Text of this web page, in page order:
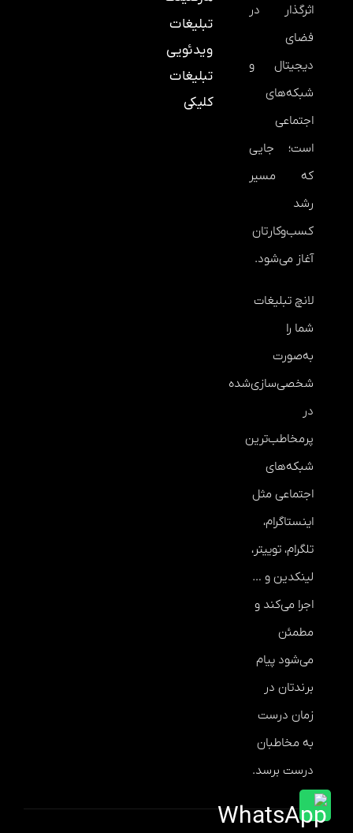
اثرگذار در
فضای
دیجیتال و
شبکه‌های
اجتماعی
است؛ جایی
که مسیر
رشد
کسب‌وکارتان
آغاز می‌شود.
لانچ تبلیغات
شما را
به‌صورت
شخصی‌سازی‌شده
در
پرمخاطب‌ترین
شبکه‌های
اجتماعی مثل
اینستاگرام،
تلگرام، توییتر،
لینکدین و …
اجرا می‌کند و
مطمئن
می‌شود پیام
برندتان در
زمان درست
به مخاطبان
درست برسد.
تبلیغات
ویدئویی
تبلیغات
کلیکی